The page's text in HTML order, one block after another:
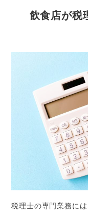
飲食店が税
税理士の専門業務に